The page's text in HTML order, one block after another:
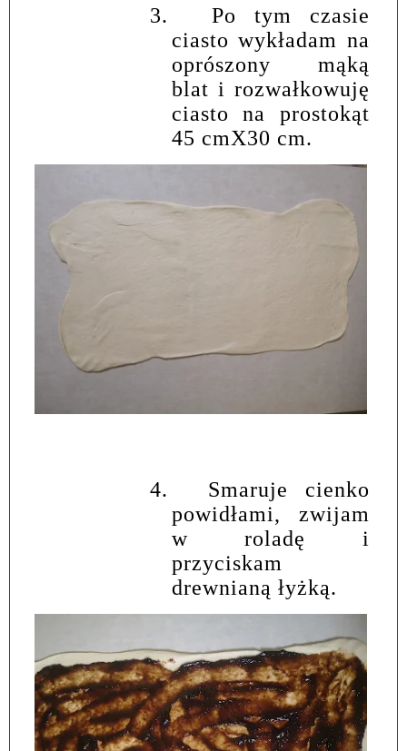
3.
Po tym czasie
ciasto wykładam na
oprószony mąką
blat i rozwałkowuję
ciasto na prostokąt
45 cmX30 cm.
4.
Smaruje cienko
powidłami, zwijam
w roladę i
przyciskam
drewnianą łyżką.